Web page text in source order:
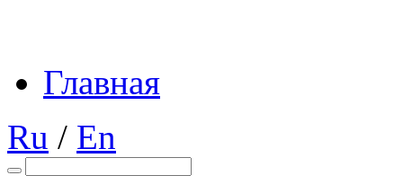
Главная
Ru / En